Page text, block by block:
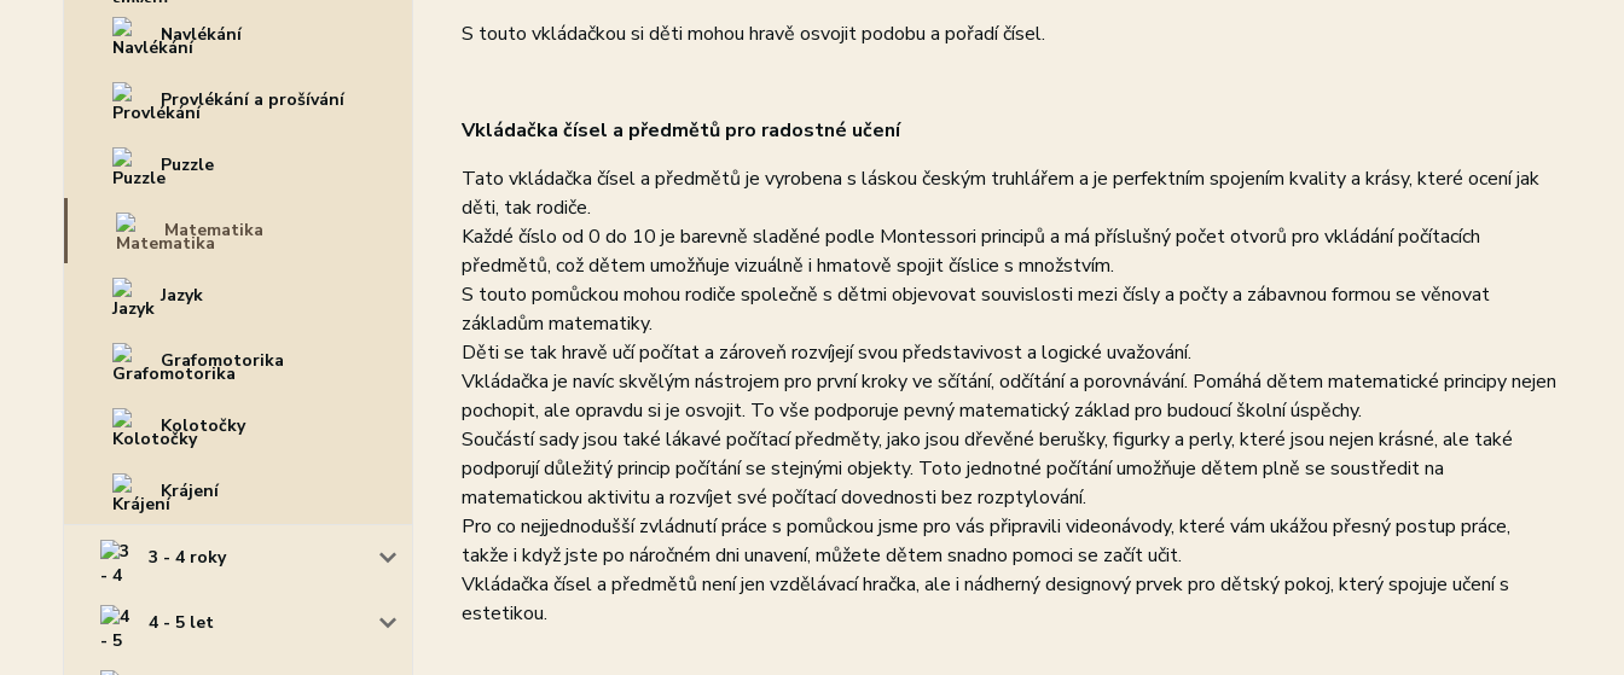
Navlékání
Provlékání a prošívání
Puzzle
Matematika
Jazyk
Grafomotorika
Kolotočky
Krájení
3 - 4 roky
4 - 5 let
S touto vkládačkou si děti mohou hravě osvojit podobu a pořadí čísel.
Vkládačka čísel a předmětů pro radostné učení
Tato vkládačka čísel a předmětů je vyrobena s láskou českým truhlářem a je perfektním spojením kvality a krásy, které ocení jak
děti, tak rodiče.
Každé číslo od 0 do 10 je barevně sladěné podle Montessori principů a má příslušný počet otvorů pro vkládání počítacích
předmětů, což dětem umožňuje vizuálně i hmatově spojit číslice s množstvím.
S touto pomůckou mohou rodiče společně s dětmi objevovat souvislosti mezi čísly a počty a zábavnou formou se věnovat
základům matematiky.
Děti se tak hravě učí počítat a zároveň rozvíjejí svou představivost a logické uvažování.
Vkládačka je navíc skvělým nástrojem pro první kroky ve sčítání, odčítání a porovnávání. Pomáhá dětem matematické principy nejen
pochopit, ale opravdu si je osvojit. To vše podporuje pevný matematický základ pro budoucí školní úspěchy.
Součástí sady jsou také lákavé počítací předměty, jako jsou dřevěné berušky, figurky a perly, které jsou nejen krásné, ale také
podporují důležitý princip počítání se stejnými objekty. Toto jednotné počítání umožňuje dětem plně se soustředit na
matematickou aktivitu a rozvíjet své počítací dovednosti bez rozptylování.
Pro co nejjednodušší zvládnutí práce s pomůckou jsme pro vás připravili videonávody, které vám ukážou přesný postup práce,
takže i když jste po náročném dni unavení, můžete dětem snadno pomoci se začít učit.
Vkládačka čísel a předmětů není jen vzdělávací hračka, ale i nádherný designový prvek pro dětský pokoj, který spojuje učení s
estetikou.